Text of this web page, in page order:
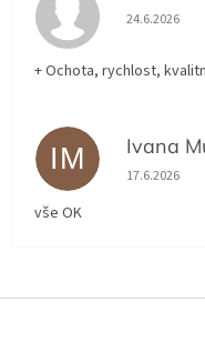
Hodnocení
24.6.2026
+ Ochota, rychlost,
IM Ivana
Hodnocení
17.6.2026
vše OK
Z